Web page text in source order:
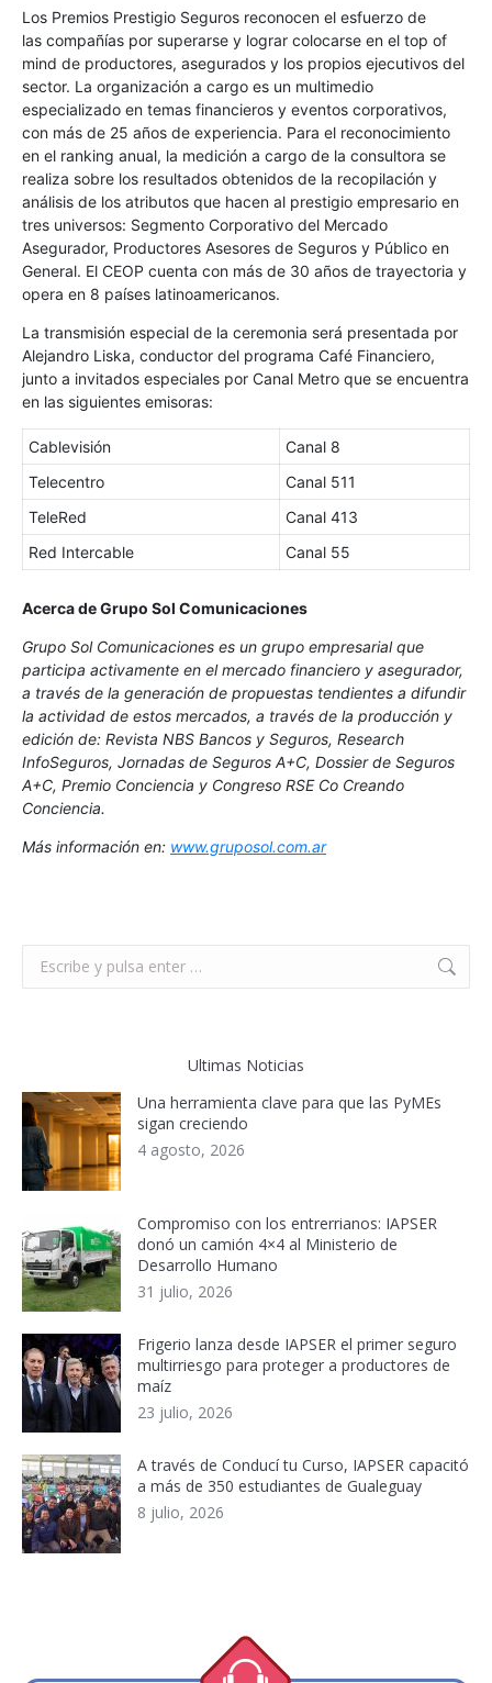
Los Premios Prestigio Seguros reconocen el esfuerzo de
las compañías por superarse y lograr colocarse en el top of
mind de productores, asegurados y los propios ejecutivos del
sector. La organización a cargo es un multimedio
especializado en temas financieros y eventos corporativos,
con más de 25 años de experiencia. Para el reconocimiento
en el ranking anual, la medición a cargo de la consultora se
realiza sobre los resultados obtenidos de la recopilación y
análisis de los atributos que hacen al prestigio empresario en
tres universos: Segmento Corporativo del Mercado
Asegurador, Productores Asesores de Seguros y Público en
General. El CEOP cuenta con más de 30 años de trayectoria y
opera en 8 países latinoamericanos.
La transmisión especial de la ceremonia será presentada por
Alejandro Liska, conductor del programa Café Financiero,
junto a invitados especiales por Canal Metro que se encuentra
en las siguientes emisoras:
Cablevisión
Canal 8
Telecentro
Canal 511
TeleRed
Canal 413
Red Intercable
Canal 55
Acerca de Grupo Sol Comunicaciones
Grupo Sol Comunicaciones es un grupo empresarial que
participa activamente en el mercado financiero y asegurador,
a través de la generación de propuestas tendientes a difundir
la actividad de estos mercados, a través de la producción y
edición de: Revista NBS Bancos y Seguros, Research
InfoSeguros, Jornadas de Seguros A+C, Dossier de Seguros
A+C, Premio Conciencia y Congreso RSE Co Creando
Conciencia.
Más información en: www.gruposol.com.ar
Ultimas Noticias
Una herramienta clave para que las PyMEs
sigan creciendo
4 agosto, 2026
Compromiso con los entrerrianos: IAPSER
donó un camión 4×4 al Ministerio de
Desarrollo Humano
31 julio, 2026
Frigerio lanza desde IAPSER el primer seguro
multirriesgo para proteger a productores de
maíz
23 julio, 2026
A través de Conducí tu Curso, IAPSER capacitó
a más de 350 estudiantes de Gualeguay
8 julio, 2026